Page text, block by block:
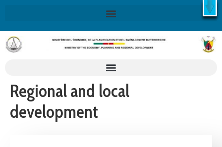
X
Retrouvez ici la Stratégie Nationale de Développement 2020-
2030SND30
En savoir plus
Regional and local
development